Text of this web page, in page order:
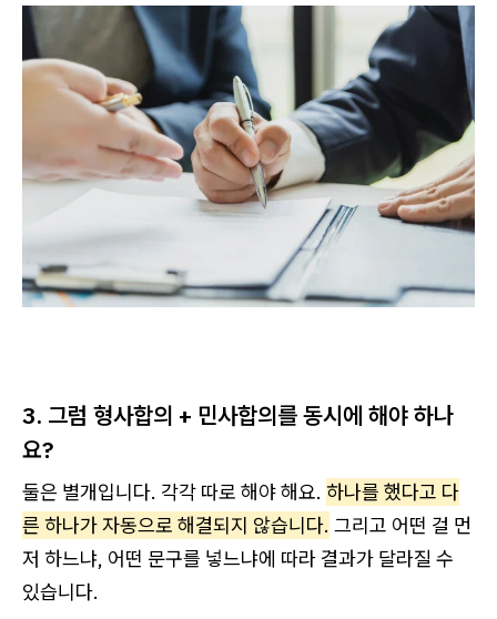
3. 그럼 형사합의 + 민사합의를 동시에 해야 하나
요?
둘은 별개입니다. 각각 따로 해야 해요. 하나를 했다고 다
른 하나가 자동으로 해결되지 않습니다. 그리고 어떤 걸 먼
저 하느냐, 어떤 문구를 넣느냐에 따라 결과가 달라질 수
있습니다.